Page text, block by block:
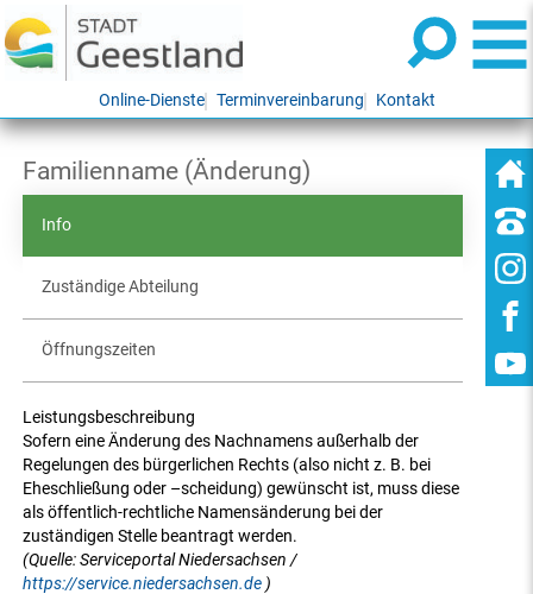
Online-Dienste Terminvereinbarung Kontakt
Familienname (Änderung)
Info
Zuständige Abteilung
Öffnungszeiten
Leistungsbeschreibung
Sofern eine Änderung des Nachnamens außerhalb der
Regelungen des bürgerlichen Rechts (also nicht z. B. bei
Eheschließung oder –scheidung) gewünscht ist, muss diese
als öffentlich-rechtliche Namensänderung bei der
zuständigen Stelle beantragt werden.
(Quelle: Serviceportal Niedersachsen /
https://service.niedersachsen.de )